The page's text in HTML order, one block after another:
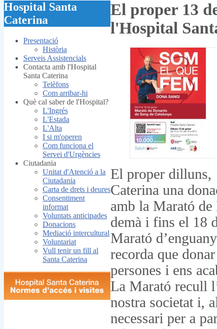
El proper 13
l'Hospital
El proper dilluns,
Caterina una
amb la Marató de
demà i fins el 18
Marató
recorda que
persones i ens
La Marató recull
nostra societat i,
necessari per a
Hospital Santa
Caterina
Presentació
Història
Serveis Assistencials
Contacta amb l'Hospital
Santa Caterina
Telèfons
Com arribar-hi
Què cal saber de l'Hospital?
L'Ingrés
L'Estada
L'Alta
I si m'operen
Com funciona el
Servei d'Urgències
Ciutadania
Unitat d'Atenció a la
Ciutadania
Carta de drets i deures
Consentiment
informat
Voluntats anticipades
Donacions
Mediació intercultural
Voluntariat
Vull tenir un fill al
Santa Caterina